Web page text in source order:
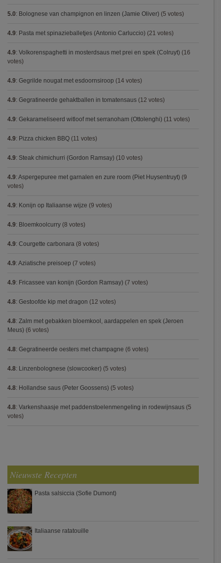
5.0: Bolognese van champignon en linzen (Jamie Oliver) (5 votes)
4.9: Pasta met spinazieballetjes (Antonio Carluccio) (21 votes)
4.9: Volkorenspaghetti in mosterdsaus met prei en spek (Colruyt) (16
votes)
4.9: Gegrilde nougat met esdoornsiroop (14 votes)
4.9: Gegratineerde gehaktballen in tomatensaus (12 votes)
4.9: Gekarameliseerd witloof met serranoham (Ottolenghi) (11 votes)
4.9: Pizza chicken BBQ (11 votes)
4.9: Steak chimichurri (Gordon Ramsay) (10 votes)
4.9: Aspergepuree met garnalen en zure room (Piet Huysentruyt) (9
votes)
4.9: Konijn op Italiaanse wijze (9 votes)
4.9: Bloemkoolcurry (8 votes)
4.9: Courgette carbonara (8 votes)
4.9: Aziatische preisoep (7 votes)
4.9: Fricassee van konijn (Gordon Ramsay) (7 votes)
4.8: Gestoofde kip met dragon (12 votes)
4.8: Zalm met gebakken bloemkool, aardappelen en spek (Jeroen
Meus) (6 votes)
4.8: Gegratineerde oesters met champagne (6 votes)
4.8: Linzenbolognese (slowcooker) (5 votes)
4.8: Hollandse saus (Peter Goossens) (5 votes)
4.8: Varkenshaasje met paddenstoelenmengeling in rodewijnsaus (5
votes)
Nieuwste Recepten
Pasta salsiccia (Sofie Dumont)
Italiaanse ratatouille